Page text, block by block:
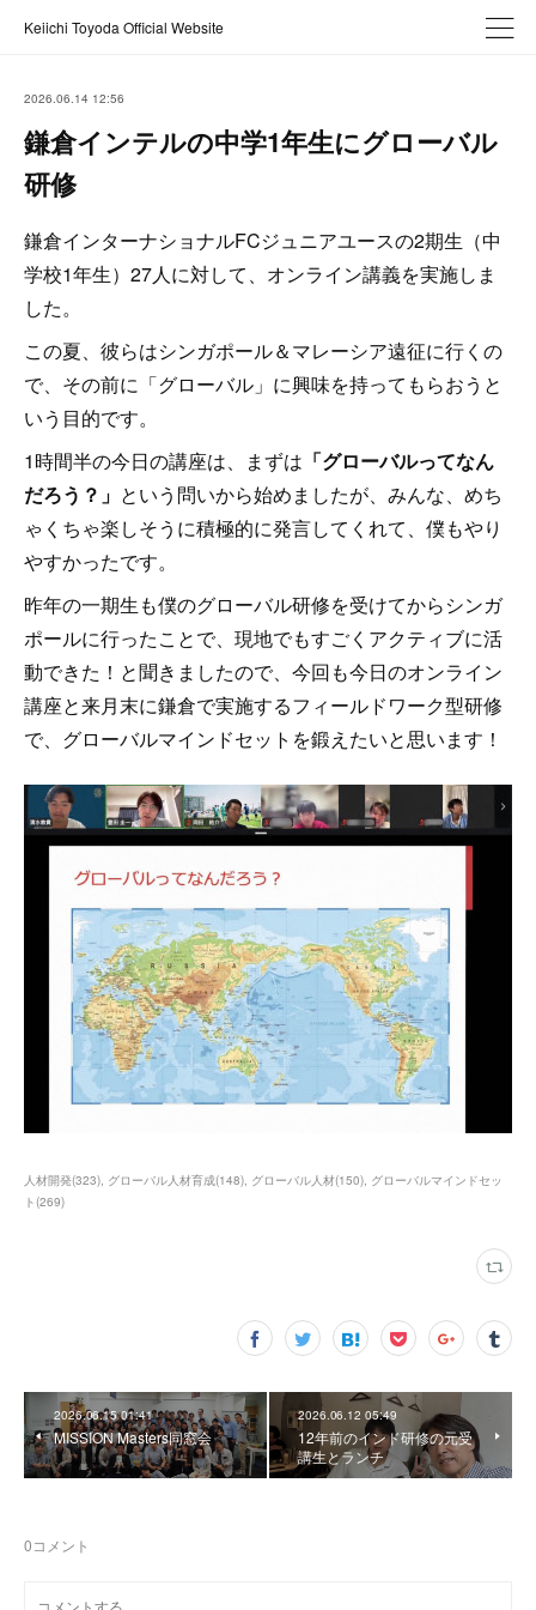
Keiichi Toyoda Official Website
2026.06.14 12:56
鎌倉インテルの中学1年生にグローバル
研修
鎌倉インターナショナルFCジュニアユースの2期生（中
学校1年生）27人に対して、オンライン講義を実施しま
した。
この夏、彼らはシンガポール＆マレーシア遠征に行くの
で、その前に「グローバル」に興味を持ってもらおうと
いう目的です。
1時間半の今日の講座は、まずは 「グローバルってなん
だろう？」 という問いから始めましたが、みんな、めち
ゃくちゃ楽しそうに積極的に発言してくれて、僕もやり
やすかったです。
昨年の一期生も僕のグローバル研修を受けてからシンガ
ポールに行ったことで、現地でもすごくアクティブに活
動できた！と聞きましたので、今回も今日のオンライン
講座と来月末に鎌倉で実施するフィールドワーク型研修
で、グローバルマインドセットを鍛えたいと思います！
人材開発(323) グローバル人材育成(148) グローバル人材(150) グローバルマインドセッ
ト(269)
2026.06.15 01:41
MISSION Masters同窓会
2026.06.12 05:49
12年前のインド研修の元受
講生とランチ
0コメント